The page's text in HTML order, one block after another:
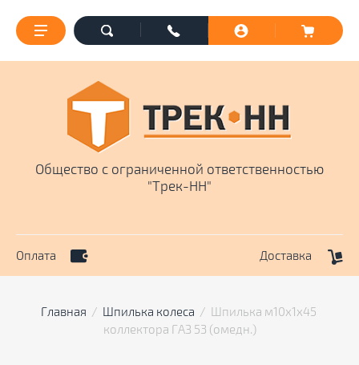
Оплата Доставка
Общество с ограниченной ответственностью
"Трек-НН"
Главная
  /
Шпилька колеса
  /  Шпилька м10х1х45
коллектора ГАЗ 53 (омедн.)